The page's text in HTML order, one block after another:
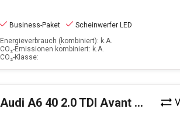
Business-Paket
Scheinwerfer LED
Energieverbrauch (kombiniert): k.A.
CO₂-Emissionen kombiniert: k.A.
CO₂-Klasse:
Audi A6 40 2.0 TDI Avant sport (EURO 6d)